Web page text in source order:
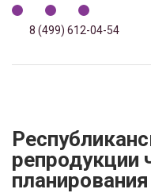
8 (499) 612-04-54
репродукции